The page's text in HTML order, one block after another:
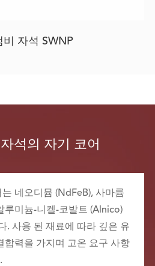
비 자석 SWNP
석의 자기 코어
네오디뮴 (NdFeB), 사마륨
루미늄-니켈-코발트 (Alnico)
. 사용 된 재료에 따라 깊은 유
합력을 가지며 고온 요구 사항